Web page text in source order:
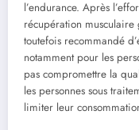
l’endurance. Après
récupération musculaire
toutefois recommandé
notamment pour les
pas compromettre la
les personnes sous
limiter leur